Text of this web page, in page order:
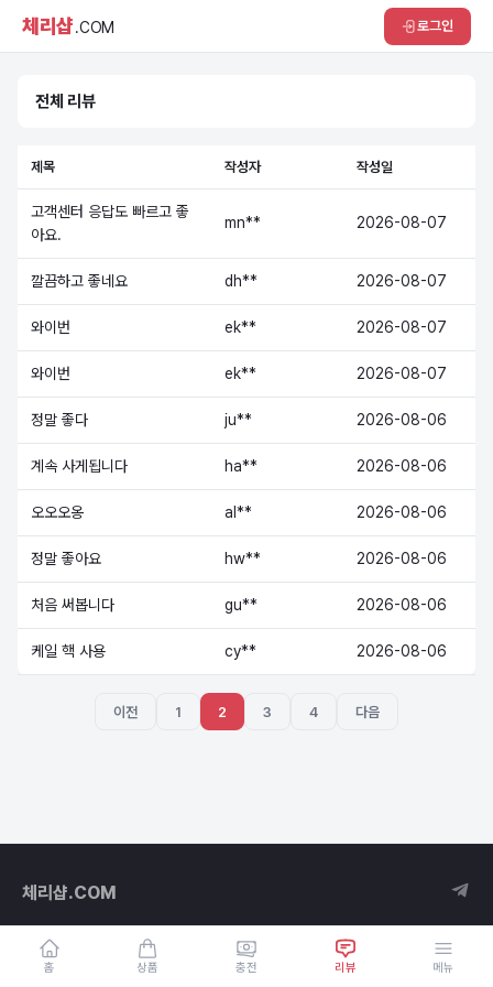
체리샵.COM 로그인
전체 리뷰
제목 작성자 작성일
고객센터 응답도 빠르고 좋
아요.
mn** 2026-08-07
깔끔하고 좋네요 dh** 2026-08-07
와이번 ek** 2026-08-07
와이번 ek** 2026-08-07
정말 좋다 ju** 2026-08-06
계속 사게됩니다 ha** 2026-08-06
오오오옹 al** 2026-08-06
정말 좋아요 hw** 2026-08-06
처음 써봅니다 gu** 2026-08-06
케일 핵 사용 cy** 2026-08-06
이전 1 2 3 4 다음
홈 상품 충전 리뷰 메뉴
체리샵.COM